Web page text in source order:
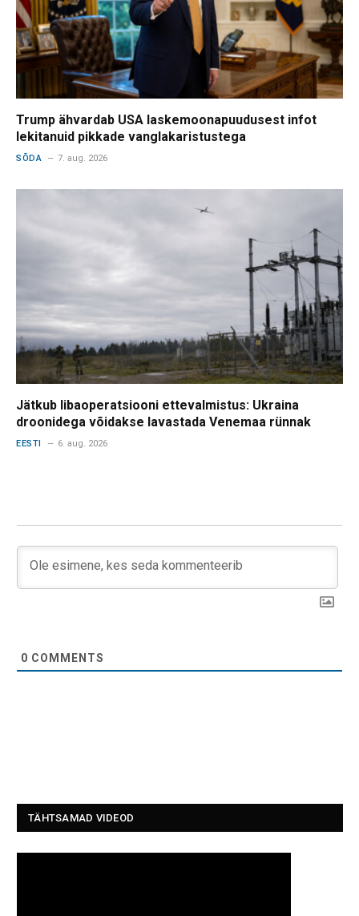
Trump ähvardab USA laskemoonapuudusest infot
lekitanuid pikkade vanglakaristustega
SÕDA 7. aug. 2026
Jätkub libaoperatsiooni ettevalmistus: Ukraina
droonidega võidakse lavastada Venemaa rünnak
EESTI 6. aug. 2026
0 COMMENTS
TÄHTSAMAD VIDEOD